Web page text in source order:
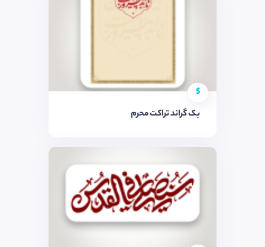
$
بک گراند تراکت محرم